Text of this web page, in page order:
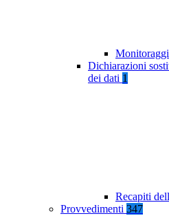
Dichiarazioni
dei dati 1
Recapiti
Provvedimenti 347